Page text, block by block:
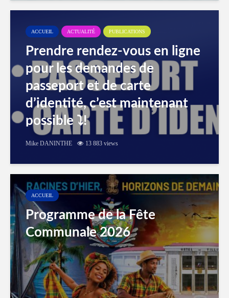
ACCUEIL ACTUALITÉ PUBLICATIONS
Prendre rendez-vous en ligne
pour les demandes de
passeport et de carte
d’identité, c’est maintenant
possible ⤵️!
Mike DANINTHE 13 883 views
ACCUEIL
Programme de la Fête
Communale 2026